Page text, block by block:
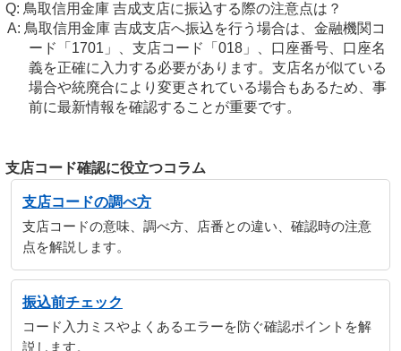
鳥取信用金庫 吉成支店に振込する際の注意点は？
鳥取信用金庫 吉成支店へ振込を行う場合は、金融機関コ
ード「1701」、支店コード「018」、口座番号、口座名
義を正確に入力する必要があります。支店名が似ている
場合や統廃合により変更されている場合もあるため、事
前に最新情報を確認することが重要です。
支店コード確認に役立つコラム
支店コードの調べ方
支店コードの意味、調べ方、店番との違い、確認時の注意
点を解説します。
振込前チェック
コード入力ミスやよくあるエラーを防ぐ確認ポイントを解
説します。